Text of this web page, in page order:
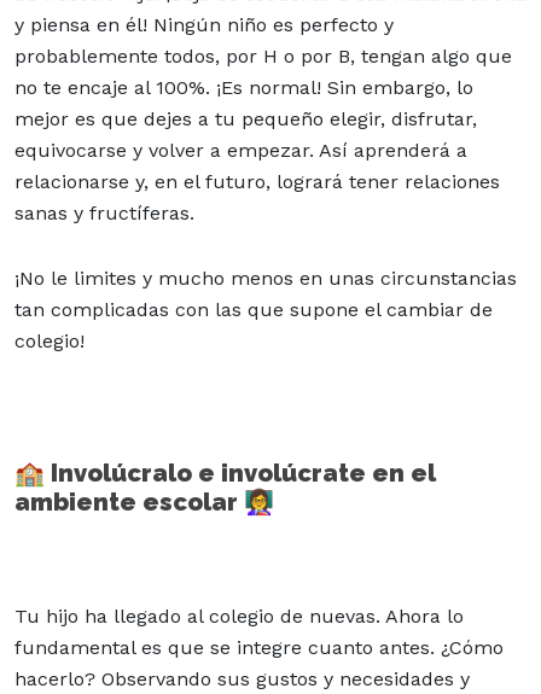
y piensa en él! Ningún niño es perfecto y
probablemente todos, por H o por B, tengan algo que
no te encaje al 100%. ¡Es normal! Sin embargo, lo
mejor es que dejes a tu pequeño elegir, disfrutar,
equivocarse y volver a empezar. Así aprenderá a
relacionarse y, en el futuro, logrará tener relaciones
sanas y fructíferas.
¡No le limites y mucho menos en unas circunstancias
tan complicadas con las que supone el cambiar de
colegio!
🏫 Involúcralo e involúcrate en el
ambiente escolar 👩‍🏫
Tu hijo ha llegado al colegio de nuevas. Ahora lo
fundamental es que se integre cuanto antes. ¿Cómo
hacerlo? Observando sus gustos y necesidades y